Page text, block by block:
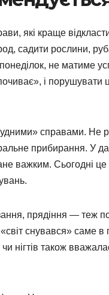
які краще
садити рослини,
не матиме
і
справами. Не
прибирання. У
важким. Сьогодні це
прядіння — теж
снувався» саме
нігтів також